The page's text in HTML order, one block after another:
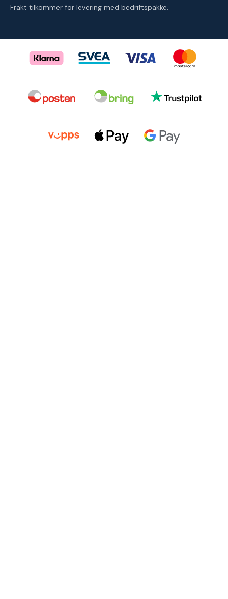
Frakt tilkommer for levering med bedriftspakke.